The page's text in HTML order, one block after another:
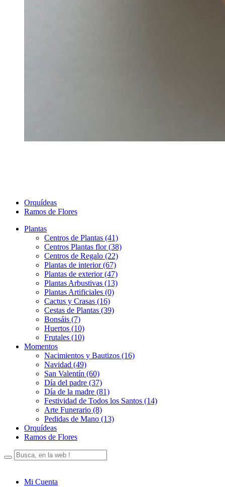
Orquídeas
Ramos de Flores
Plantas
Centros de Plantas (41)
Centros Plantas flor (38)
Centros de Regalo (22)
Plantas de interior (67)
Plantas de exterior (47)
Plantas Arbustivas (13)
Plantas Artificiales (0)
Cactus y Crasas (16)
Cestas de Plantas (39)
Bonsáis (7)
Huertos (10)
Frutales (10)
Momentos
Nacimientos y Bautizos (16)
Navidad (49)
San Valentín (60)
Día del padre (37)
Día de la madre (81)
Festividad de Todos los Santos (14)
Arte Funerario (8)
Pedidas de Mano (13)
Orquídeas
Ramos de Flores
Mi Cuenta